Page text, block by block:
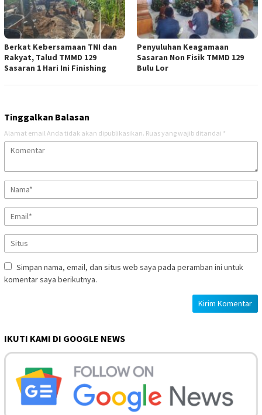
Berkat Kebersamaan TNI dan
Rakyat, Talud TMMD 129
Sasaran 1 Hari Ini Finishing
Penyuluhan Keagamaan
Sasaran Non Fisik TMMD 129
Bulu Lor
Tinggalkan Balasan
Alamat email Anda tidak akan dipublikasikan. Ruas yang wajib ditandai *
Simpan nama, email, dan situs web saya pada peramban ini untuk
komentar saya berikutnya.
IKUTI KAMI DI GOOGLE NEWS